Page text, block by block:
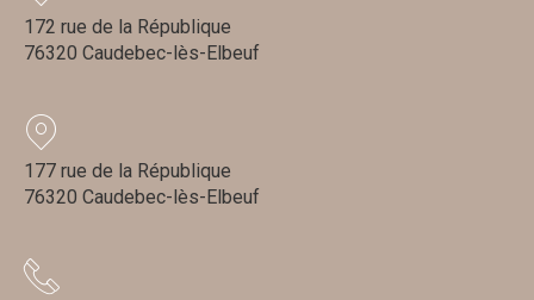
172 rue de la République
76320 Caudebec-lès-Elbeuf
177 rue de la République
76320 Caudebec-lès-Elbeuf